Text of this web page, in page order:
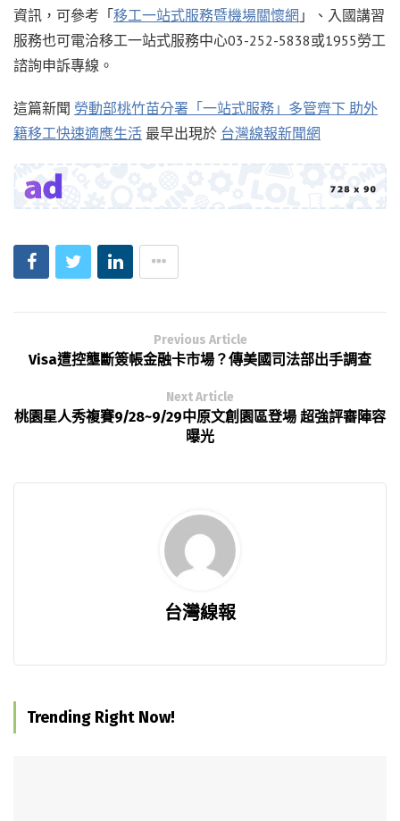
資訊，可參考「移工一站式服務暨機場關懷網 」、入國講習
服務也可電洽移工一站式服務中心03-252-5838或1955勞工
諮詢申訴專線。
這篇新聞 勞動部桃竹苗分署「一站式服務」多管齊下 助外
籍移工快速適應生活 最早出現於 台灣線報新聞網
Previous Article
Visa遭控壟斷簽帳金融卡市場？傳美國司法部出手調查
Next Article
桃園星人秀複賽9/28~9/29中原文創園區登場 超強評審陣容
曝光
台灣線報
Trending Right Now!